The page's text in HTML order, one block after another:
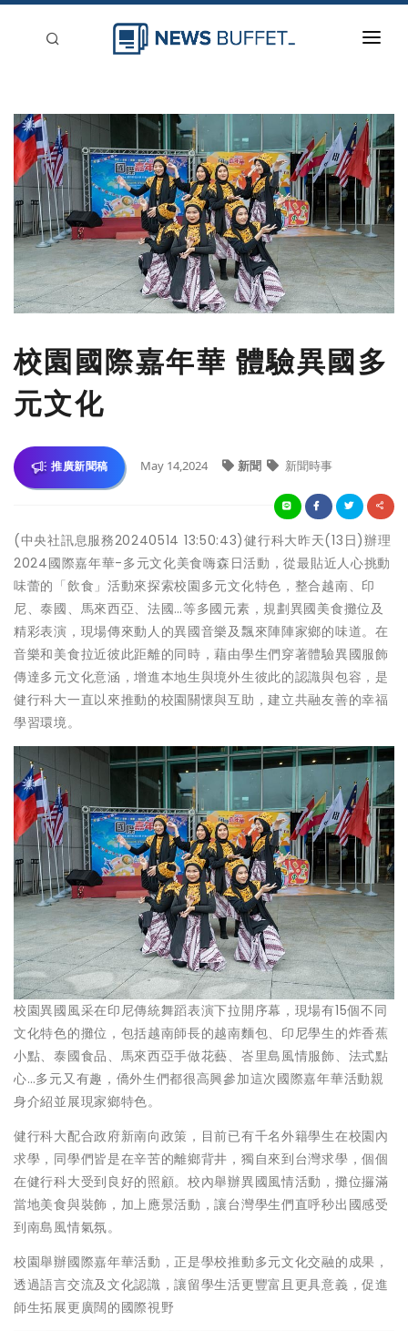
新聞稿分類
登入
刊登
校園國際嘉年華 體驗異國多
元文化
推廣新聞稿 May 14,2024 新聞 新聞時事
(中央社訊息服務20240514 13:50:43)健行科大昨天(13日)辦理
2024國際嘉年華-多元文化美食嗨森日活動，從最貼近人心挑動
味蕾的「飲食」活動來探索校園多元文化特色，整合越南、印
尼、泰國、馬來西亞、法國…等多國元素，規劃異國美食攤位及
精彩表演，現場傳來動人的異國音樂及飄來陣陣家鄉的味道。在
音樂和美食拉近彼此距離的同時，藉由學生們穿著體驗異國服飾
傳達多元文化意涵，增進本地生與境外生彼此的認識與包容，是
健行科大一直以來推動的校園關懷與互助，建立共融友善的幸福
學習環境。
校園異國風采在印尼傳統舞蹈表演下拉開序幕，現場有15個不同
文化特色的攤位，包括越南師長的越南麵包、印尼學生的炸香蕉
小點、泰國食品、馬來西亞手做花藝、峇里島風情服飾、法式點
心…多元又有趣，僑外生們都很高興參加這次國際嘉年華活動親
身介紹並展現家鄉特色。
健行科大配合政府新南向政策，目前已有千名外籍學生在校園內
求學，同學們皆是在辛苦的離鄉背井，獨自來到台灣求學，個個
在健行科大受到良好的照顧。校內舉辦異國風情活動，攤位攞滿
當地美食與裝飾，加上應景活動，讓台灣學生們直呼秒出國感受
到南島風情氣氛。
校園舉辦國際嘉年華活動，正是學校推動多元文化交融的成果，
透過語言交流及文化認識，讓留學生活更豐富且更具意義，促進
師生拓展更廣闊的國際視野